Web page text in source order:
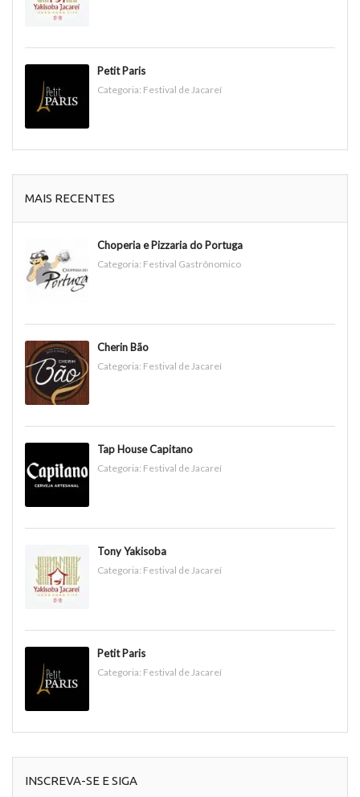
Petit Paris
Categoria: Festival de Jacareí
MAIS RECENTES
Choperia e Pizzaria do Portuga
Categoria: Festival Gastrônomico
Cherin Bão
Categoria: Festival de Jacareí
Tap House Capitano
Categoria: Festival de Jacareí
Tony Yakisoba
Categoria: Festival de Jacareí
Petit Paris
Categoria: Festival de Jacareí
INSCREVA-SE E SIGA